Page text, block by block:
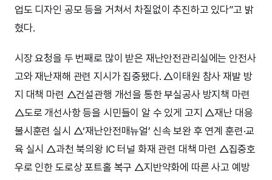
업도 디자인 공모 등을 거쳐서 차질없이 추진하고 있다”고 밝
혔다.
시장 요청을 두 번째로 많이 받은 재난안전관리실에는 안전사
고와 재난재해 관련 지시가 집중됐다. △이태원 참사 재발 방
지 대책 마련 △건설관행 개선을 통한 부실공사 방지책 마련
△도로 개선사항 등을 시민들이 알 수 있게 고지 △재난 대응
불시훈련 실시 △‘재난안전매뉴얼’ 신속 보완 후 연계 훈련·교
육 실시 △과천 북의왕 IC 터널 화재 관련 대책 마련 △집중호
우로 인한 도로상 포트홀 복구 △지반약화에 따른 사고 예방